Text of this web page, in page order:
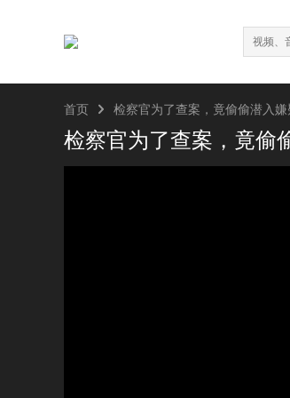
首页  检察官为了查案，竟偷偷潜入
检察官为了查案，竟偷